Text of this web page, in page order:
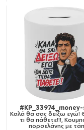
Καλά θα σας δείξω εγώ!
τι θα πάθετε!!!,
πορσελάνης με